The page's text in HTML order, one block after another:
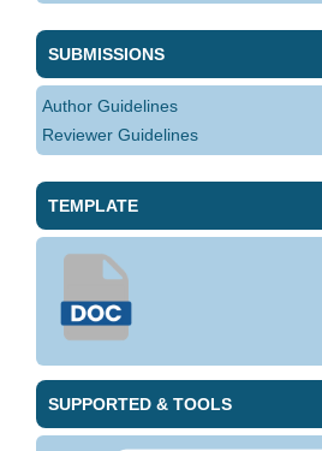
SUBMISSIONS
Author Guidelines
Reviewer Guidelines
TEMPLATE
SUPPORTED & TOOLS